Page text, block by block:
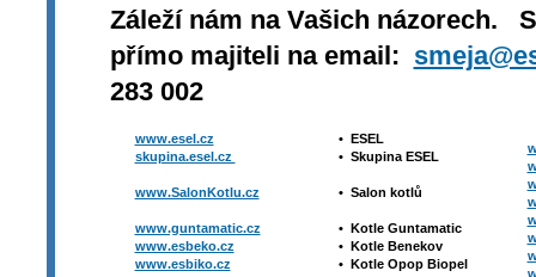
Záleží nám na Vašich názorech.
přímo majiteli na email:
283 002
www.esel.cz
skupina.esel.cz
www.SalonKotlu.cz
www.guntamatic.cz
www.esbeko.cz
www.esbiko.cz
• ESEL
• Skupina ESEL
• Salon kotlů
• Kotle Guntamatic
• Kotle Benekov
• Kotle Opop Biopel